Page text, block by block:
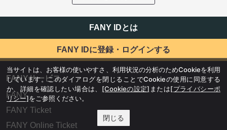
FANY IDとは
FANY IDに登録・ログインする
FANYサービス
FANY
FANY Ticket
FANY Online Ticket
当サイトは、お客様の使いやすさ、利用状況の分析のためCookieを利用
しています。このダイアログを閉じることでCookieの使用に同意する
か、詳細を確認したい場合は、 [Cookieの設定] または[プライバシーポ
リシー]をご参照ください。
閉じる